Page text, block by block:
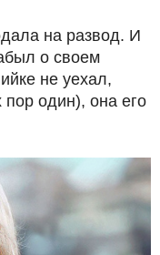
на развод. И
о своем
не уехал,
пор один), она его